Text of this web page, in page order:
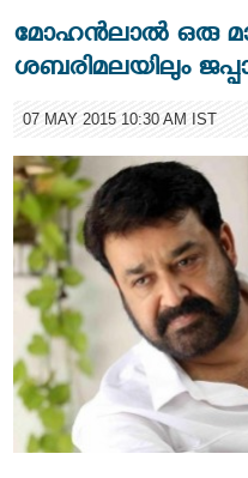
മോഹന്‍ലാല്‍ ഒരു
ശബരിമലയിലും
07 MAY 2015 10:30 AM IST